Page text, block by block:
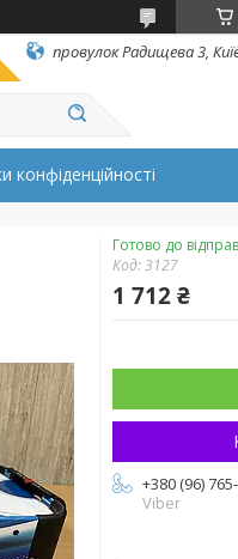
провулок Радищева 3,
конфіденційності
Готово до
Код:3127
1 712 ₴
+380 (96)
Viber